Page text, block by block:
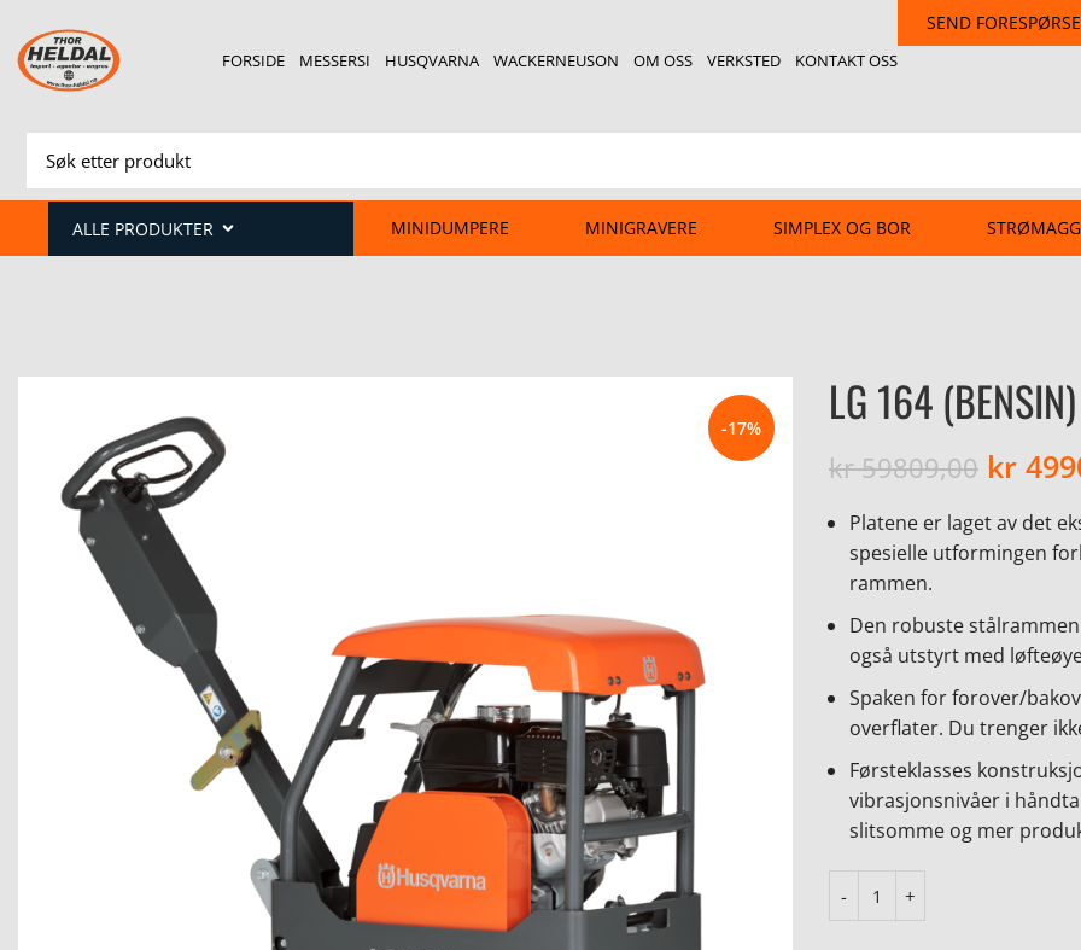
FORSIDE MESSERSI HUSQVARNA WACKERNEUSON OM OSS VERKSTED KONTAKT OSS
SEND
ALLE PRODUKTER MINIDUMPERE MINIGRAVERE SIMPLEX OG BOR
-17% LG 164 (BENSIN)
kr59809,00 kr
Platene er laget av det
spesielle utformingen
rammen.
Den robuste
også utstyrt med
Spaken for forover/
overflater. Du trenger
Førsteklasses
vibrasjonsnivåer i
slitsomme og mer